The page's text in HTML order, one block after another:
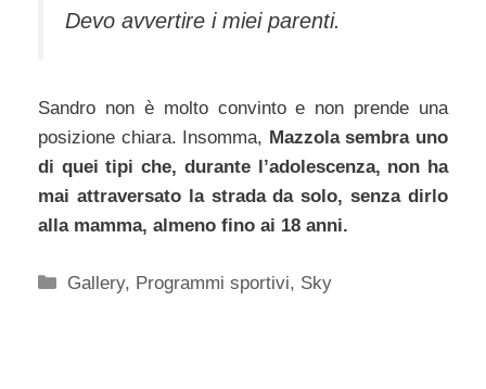
Devo avvertire i miei parenti.
Sandro non è molto convinto e non prende una
posizione chiara. Insomma, Mazzola sembra uno
di quei tipi che, durante l’adolescenza, non ha
mai attraversato la strada da solo, senza dirlo
alla mamma, almeno fino ai 18 anni.
Categorie
Gallery, Programmi sportivi, Sky